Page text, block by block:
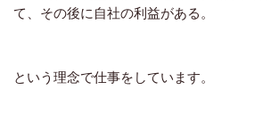
て、その後に自社の利益がある。
という理念で仕事をしています。